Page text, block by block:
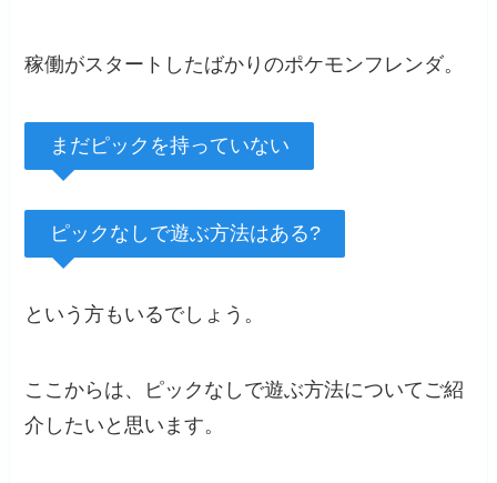
稼働がスタートしたばかりのポケモンフレンダ。
まだピックを持っていない
ピックなしで遊ぶ方法はある?
という方もいるでしょう。
ここからは、ピックなしで遊ぶ方法についてご紹
介したいと思います。